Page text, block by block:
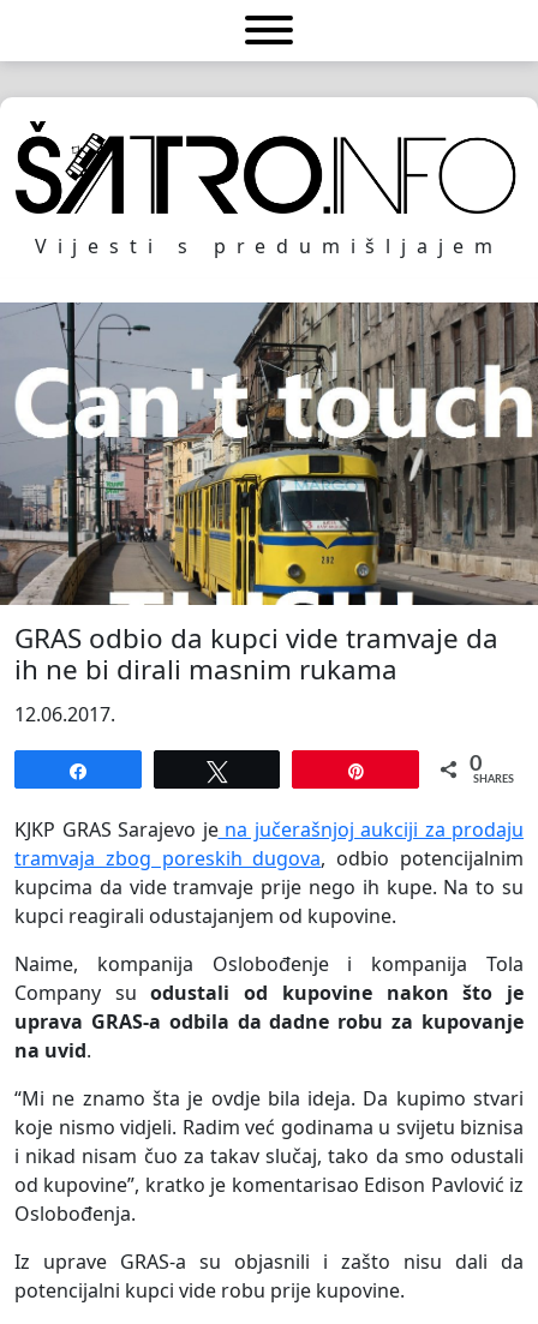
Vijesti s predumišljajem
GRAS odbio da kupci vide tramvaje da
ih ne bi dirali masnim rukama
12.06.2017.
0
SHARES
KJKP GRAS Sarajevo jena jučerašnjoj aukciji za prodaju
tramvaja zbog poreskih dugova, odbio potencijalnim
kupcima da vide tramvaje prije nego ih kupe. Na to su
kupci reagirali odustajanjem od kupovine.
Naime, kompanija Oslobođenje i kompanija Tola
Company suodustali od kupovine nakon što je
uprava GRAS-a odbila da dadne robu za kupovanje
na uvid.
“Mi ne znamo šta je ovdje bila ideja. Da kupimo stvari
koje nismo vidjeli. Radim već godinama u svijetu biznisa
i nikad nisam čuo za takav slučaj, tako da smo odustali
od kupovine”, kratko je komentarisao Edison Pavlović iz
Oslobođenja.
Iz uprave GRAS-a su objasnili i zašto nisu dali da
potencijalni kupci vide robu prije kupovine.